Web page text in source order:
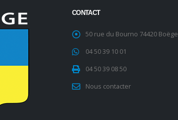
CONTACT
50 rue du Bourno 74420 Boëge
04 50 39 10 01
04 50 39 08 50
Nous contacter